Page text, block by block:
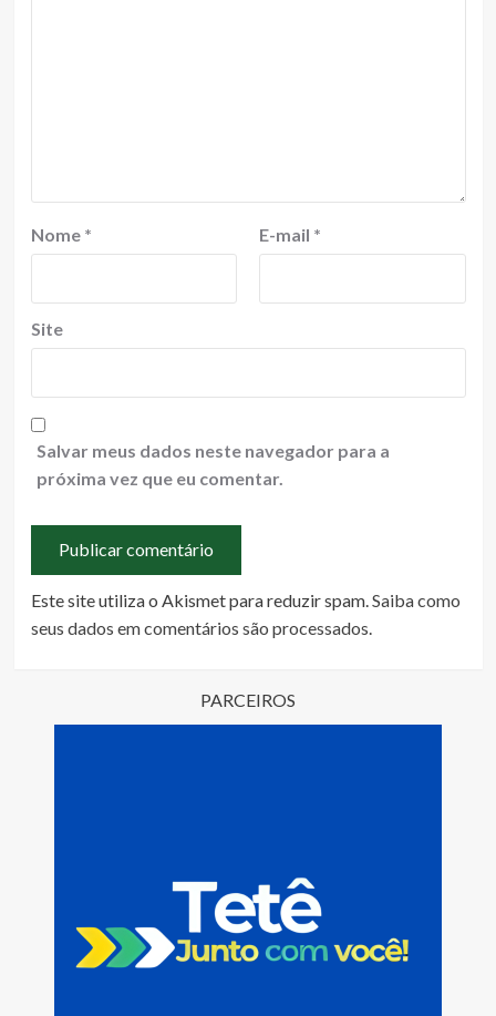
Nome * E-mail *
Site
Salvar meus dados neste navegador para a
próxima vez que eu comentar.
Este site utiliza o Akismet para reduzir spam.Saiba como
seus dados em comentários são processados.
PARCEIROS